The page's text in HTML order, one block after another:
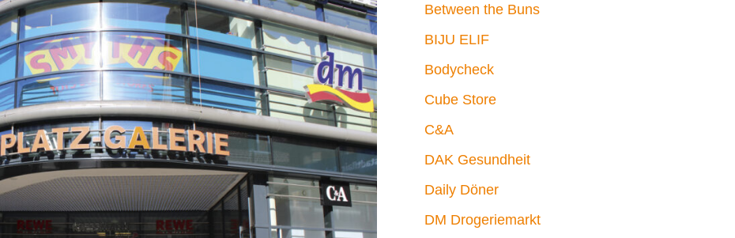
Between the Buns
BIJU ELIF
Bodycheck
Cube Store
C&A
DAK Gesundheit
Daily Döner
DM Drogeriemarkt